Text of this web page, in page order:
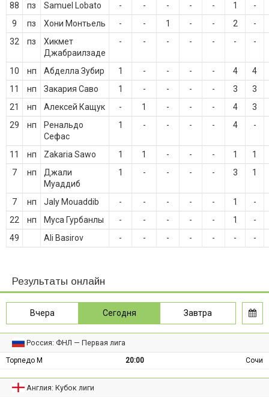
88
пз Samuel Lobato - - - - - 1
-
9
пз Хони Монтьель - - 1 - - 2
-
32
пз
Хикмет
Джабраилзаде
- - - - - - -
10 нп Абделла Зубир 1 - - - - 4
4
11
нп Закария Саво 1 - - - - 3
3
21
нп Алексей Кащук - 1 - - - 4
3
29
нп
Ренальдо
Сефас
1 - - - - 4 -
11 нп Zakaria Sawo 1 1 - - - 1
1
7
нп
Джали
Муаддиб
1 - - - - 3 1
7 нп Jaly Mouaddib - - - - - 1
-
22
нп Муса Гурбанлы - - - - - 1
-
49
Ali Basirov - - - - - - -
Результаты онлайн
Вчера Сегодня Завтра
Россия: ФНЛ — Первая лига
Торпедо М 20:00 Сочи
Англия: Кубок лиги